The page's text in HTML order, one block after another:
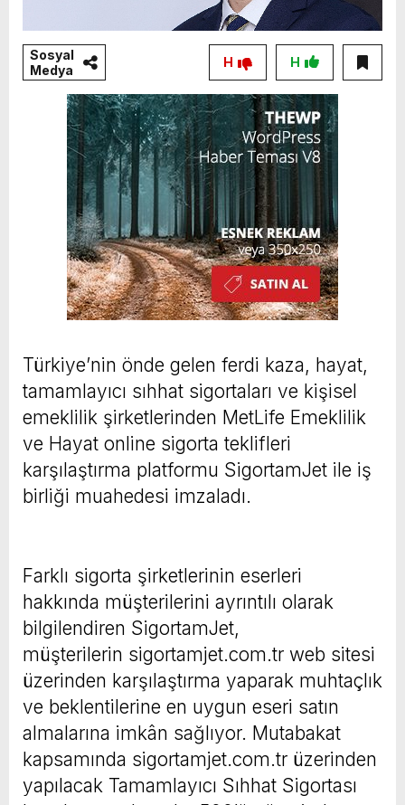
Sosyal
Medya
H
H
Türkiye’nin önde gelen ferdi kaza, hayat,
tamamlayıcı sıhhat sigortaları ve kişisel
emeklilik şirketlerinden MetLife Emeklilik
ve Hayat online sigorta teklifleri
karşılaştırma platformu SigortamJet ile iş
birliği muahedesi imzaladı.
Farklı sigorta şirketlerinin eserleri
hakkında müşterilerini ayrıntılı olarak
bilgilendiren SigortamJet,
müşterilerin sigortamjet.com.tr web sitesi
üzerinden karşılaştırma yaparak muhtaçlık
ve beklentilerine en uygun eseri satın
almalarına imkân sağlıyor. Mutabakat
kapsamında sigortamjet.com.tr üzerinden
yapılacak Tamamlayıcı Sıhhat Sigortası